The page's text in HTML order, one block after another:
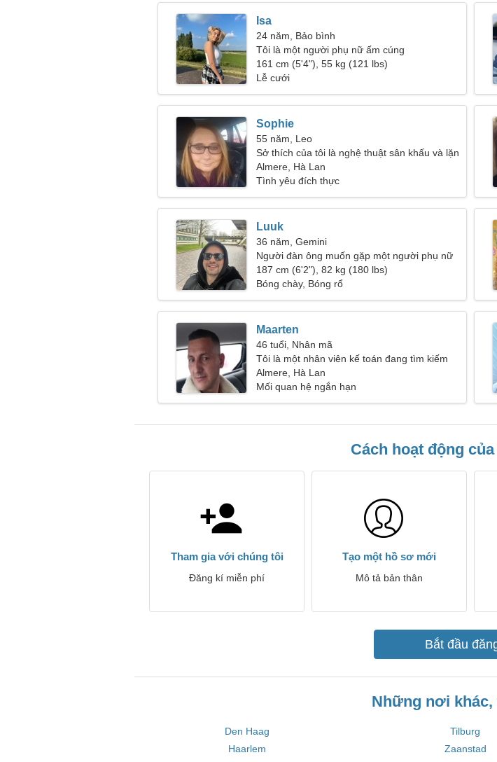
Isa
24 năm, Bảo bình
Tôi là một người phụ nữ ấm cúng
161 cm (5'4"), 55 kg (121 lbs)
Lễ cưới
Sophie
55 năm, Leo
Sở thích của tôi là nghệ thuật sân khấu và lặn
Almere, Hà Lan
Tình yêu đích thực
Luuk
36 năm, Gemini
Người đàn ông muốn gặp một người phụ nữ
187 cm (6'2"), 82 kg (180 lbs)
Bóng chày, Bóng rổ
Maarten
46 tuổi, Nhân mã
Tôi là một nhân viên kế toán đang tìm kiếm
một người phụ nữ tình cảm
Almere, Hà Lan
Mối quan hệ ngắn hạn
Cách hoạt động
Tham gia với chúng tôi
Đăng kí miễn phí
Tạo một hồ sơ mới
Mô tả bản thân
Bắt đầu
Những nơi khác,
Den Haag Tilburg
Haarlem
Zaanstad